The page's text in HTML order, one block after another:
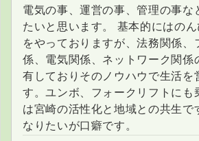
電気の事、運営の事、管理の事な
たいと思います。 基本的にはの
をやっておりますが、法務関係、
係、電気関係、ネットワーク関係
有しておりそのノウハウで生活を
す。ユンボ、フォークリフトにも
は宮崎の活性化と地域との共生で
なりたいが口癖です。